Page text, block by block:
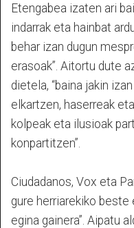
Etengabea izaten ari
indarrak eta hainbat
behar izan dugun
erasoak”. Aitortu dute
dietela, “baina jakin
elkartzen, haserreak
kolpeak eta ilusioak
konpartitzen”.
Ciudadanos, Vox eta
gure herriarekiko beste
egina gainera”. Aipatu